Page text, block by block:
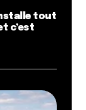
tout
c’est